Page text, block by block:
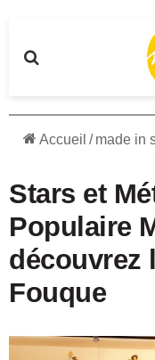
Accueil / made in
Stars et
Populaire
découvrez
Fouque